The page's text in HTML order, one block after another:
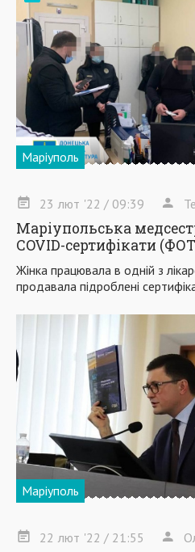
Маріуполь
23 лют '22 / 09:39
Маріупольська
COVID-сертифікати
Жінка працювала в одній з
продавала підроблені
Маріуполь
22 лют '22 / 21:55